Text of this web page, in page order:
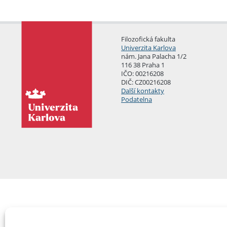
Filozofická fakulta
Univerzita Karlova
nám. Jana Palacha 1/2
116 38 Praha 1
IČO: 00216208
DIČ: CZ00216208
Další kontakty
Podatelna